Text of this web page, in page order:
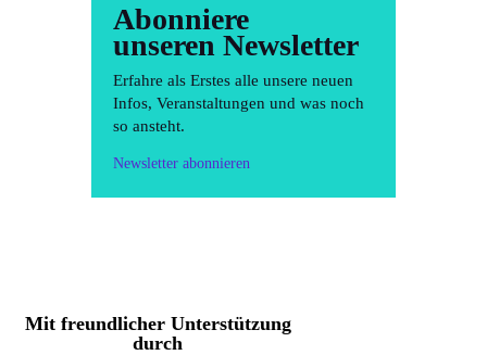
Abonniere
unseren Newsletter
Erfahre als Erstes alle unsere neuen
Infos, Veranstaltungen und was noch
so ansteht.
Newsletter abonnieren
Mit freundlicher Unterstützung
durch